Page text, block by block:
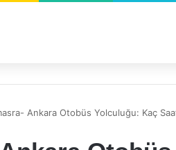
Ankara Otobüs Yolculuğu: Kaç